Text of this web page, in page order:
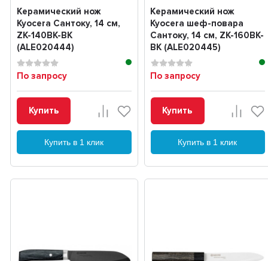
Керамический нож
Kyocera Сантоку, 14 см,
ZK-140BK-BK
(ALE020444)
По запросу
Купить
Купить в 1 клик
Керамический нож
Kyocera шеф-повара
Сантоку, 14 см, ZK-160BK-
BK (ALE020445)
По запросу
Купить
Купить в 1 клик